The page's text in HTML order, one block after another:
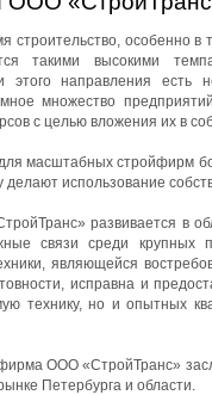
строительство, особенно в
такими высокими
этого направления есть
множество
с целью вложения их в
масштабных стройфирм
делают использование
развивается в
связи среди крупных
являющейся
исправна и
технику, но и опытных
ООО «СтройТранс»
Петербурга и области.